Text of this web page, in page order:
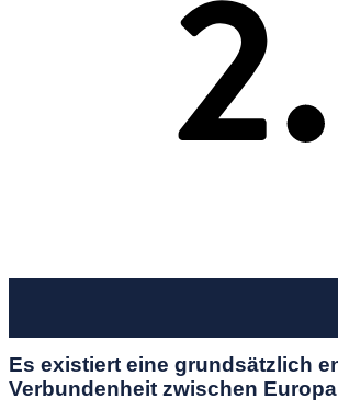
Es existiert eine grundsätzlich
Verbundenheit zwischen